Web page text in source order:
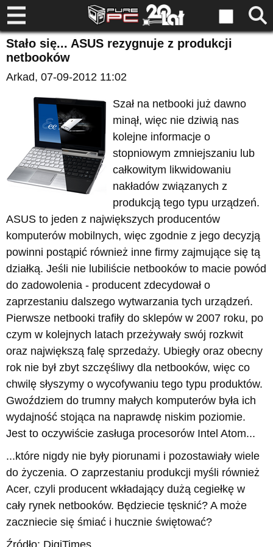
Stało się... ASUS rezygnuje z produkcji
netbooków
Arkad, 07-09-2012 11:02
Szał na netbooki już dawno
minął, więc nie dziwią nas
kolejne informacje o
stopniowym zmniejszaniu lub
całkowitym likwidowaniu
nakładów związanych z
produkcją tego typu urządzeń.
ASUS to jeden z największych producentów
komputerów mobilnych, więc zgodnie z jego decyzją
powinni postąpić również inne firmy zajmujące się tą
działką. Jeśli nie lubiliście netbooków to macie powód
do zadowolenia - producent zdecydował o
zaprzestaniu dalszego wytwarzania tych urządzeń.
Pierwsze netbooki trafiły do sklepów w 2007 roku, po
czym w kolejnych latach przeżywały swój rozkwit
oraz największą falę sprzedaży. Ubiegły oraz obecny
rok nie był zbyt szczęśliwy dla netbooków, więc co
chwilę słyszymy o wycofywaniu tego typu produktów.
Gwoździem do trumny małych komputerów była ich
wydajność stojąca na naprawdę niskim poziomie.
Jest to oczywiście zasługa procesorów Intel Atom...
...które nigdy nie były piorunami i pozostawiały wiele
do życzenia. O zaprzestaniu produkcji myśli również
Acer, czyli producent wkładający dużą cegiełkę w
cały rynek netbooków. Będziecie tęsknić? A może
zaczniecie się śmiać i hucznie świętować?
Źródło: DigiTimes